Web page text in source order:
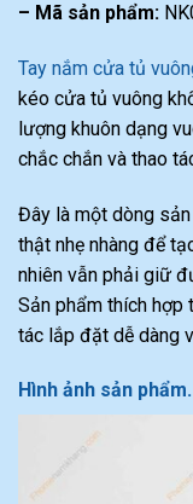
– Mã sản phẩm:
Tay nắm cửa tủ
kéo cửa tủ vuông
lượng khuôn dạng
chắc chắn và thao
Đây là một dòng
thật nhẹ nhàng để
nhiên vẫn phải giữ
Sản phẩm thích hợp
tác lắp đặt dễ dàng
Hình ảnh sản phẩm.